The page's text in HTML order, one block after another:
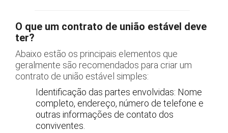
O que um contrato de união estável deve
ter?
Abaixo estão os principais elementos que
geralmente são recomendados para criar um
contrato de união estável simples:
Identificação das partes envolvidas: Nome
completo, endereço, número de telefone e
outras informações de contato dos
conviventes.